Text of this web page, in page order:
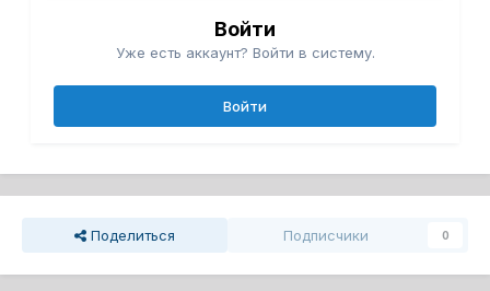
Войти
Уже есть аккаунт? Войти в систему.
Войти
Поделиться Подписчики 0